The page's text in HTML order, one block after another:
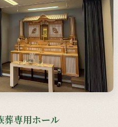
葬専用ホール